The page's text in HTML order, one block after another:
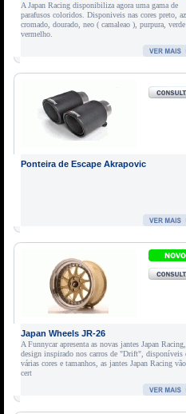
A Japan Racing disponibiliza agora uma gama de
parafusos coloridos. Disponiveis nas cores preto,
cromado, dourado, neo ( camaleao ), purpura,
vermelho.
Ponteira de Escape Akrapovic
Japan Wheels JR-26
A Funnycar apresenta as novas jantes Japan
design inspirado nos carros de "Drift", disponíveis
várias cores e tamanhos, as jantes Japan Racing
cert